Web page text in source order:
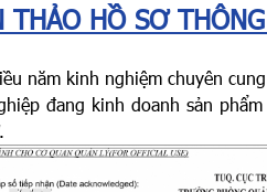
THẢO HỒ SƠ
năm kinh nghiệm chuyên
đang kinh doanh sản